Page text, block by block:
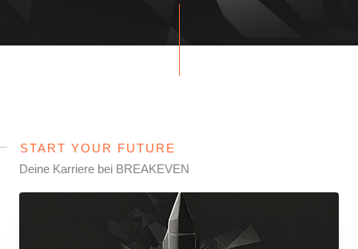
START YOUR FUTURE
Deine Karriere bei BREAKEVEN